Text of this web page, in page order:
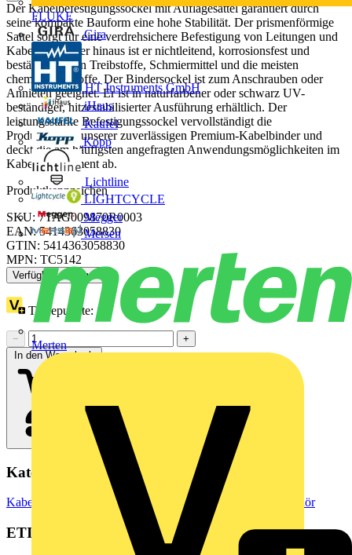
FLUKE
Gira
HT Instruments GmbH
iHaus
Kaufel
Kopp
Lichtline
LIGHTCYCLE
Megger
Mersen
Merten
Der Kabelbefestigungssockel mit Auflagesattel garantiert durch
seine kompakte Bauform eine hohe Stabilität. Der prismenförmige
Sattel sorgt für eine verdrehsichere Befestigung von Leitungen und
Kabeln. Darüber hinaus ist er nichtleitend, korrosionsfest und
beständig gegen Treibstoffe, Schmiermittel und die meisten
chemischen Stoffe. Der Bindersockel ist zum Anschrauben oder
Annieten geeignet. Er ist in naturfarbener oder schwarz UV-
beständiger, hitzestabilisierter Ausführung erhältlich. Der
leistungsstarke Befestigungssockel vervollständigt die
Produktpalette unserer zuverlässigen Premium-Kabelbinder und
deckt die am häufigsten angefragten Anwendungsmöglichkeiten im
Kabelmanagement ab.
Produktkennzeichen
SKU: 7TAG009870R0003
EAN: 5414363058830
GTIN: 5414363058830
MPN: TC5142
Verfügbar: 1 Händler
Treuepunkte:1
−
+
In den Warenkorb
Kategorien
Kabelführungssysteme Kabelpritsche Kabelpritschen-Zubehör
ETIM Group